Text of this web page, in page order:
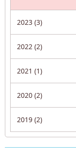
2023 (3)
2022 (2)
2021 (1)
2020 (2)
2019 (2)